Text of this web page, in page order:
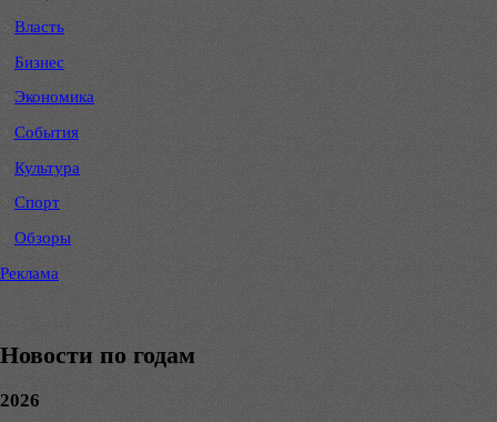
Власть
Бизнес
Экономика
События
Культура
Спорт
Обзоры
Реклама
Новости по годам
2026